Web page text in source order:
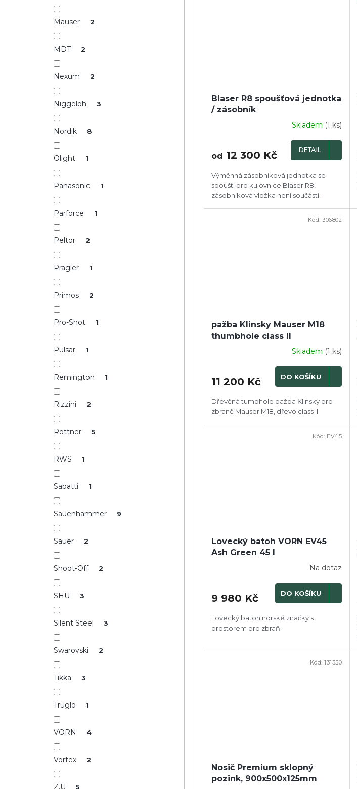
Mauser 2
MDT 2
Nexum 2
Niggeloh 3
Nordik 8
Olight 1
Panasonic 1
Parforce 1
Peltor 2
Pragler 1
Primos 2
Pro-Shot 1
Pulsar 1
Remington 1
Rizzini 2
Rottner 5
RWS 1
Sabatti 1
Sauenhammer 9
Sauer 2
Shoot-Off 2
SHU 3
Silent Steel 3
Swarovski 2
Tikka 3
Truglo 1
VORN 4
Vortex 2
ZJJ 5
Blaser R8 spoušťová jednotka
/ zásobník
Skladem (1 ks)
od 12 300 Kč DETAIL
Výměnná zásobníková jednotka se
spouští pro kulovnice Blaser R8,
zásobníková vložka není součástí.
pažba Klinsky Mauser M18
thumbhole class II
Skladem (1 ks)
11 200 Kč DO KOŠÍKU
Dřevěná tumbhole pažba Klinský pro
zbraně Mauser M18, dřevo class II
Kód:306802
Lovecký batoh VORN EV45
Ash Green 45 l
Na dotaz
9 980 Kč DO KOŠÍKU
Lovecký batoh norské značky s
prostorem pro zbraň.
Kód: EV45
Nosič Premium sklopný
pozink, 900x500x125mm
Kód:131350